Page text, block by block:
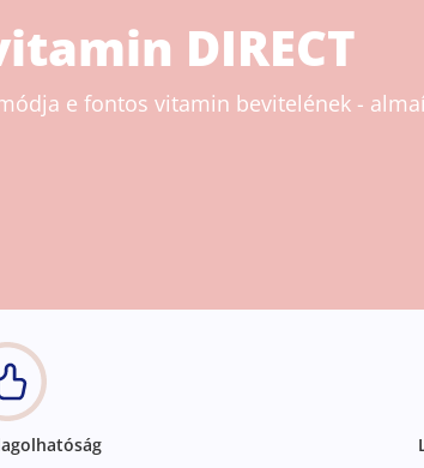
DIRECT
e fontos vitamin bevitelének -